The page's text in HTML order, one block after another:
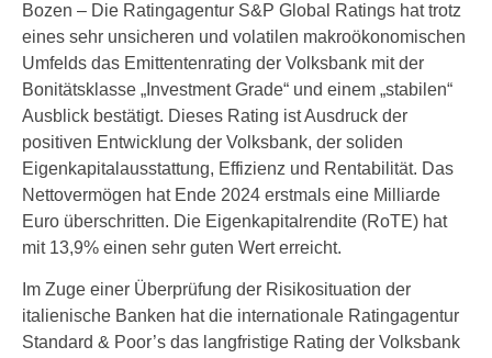
Bozen – Die Ratingagentur S&P Global Ratings hat trotz
eines sehr unsicheren und volatilen makroökonomischen
Umfelds das Emittentenrating der Volksbank mit der
Bonitätsklasse „Investment Grade“ und einem „stabilen“
Ausblick bestätigt. Dieses Rating ist Ausdruck der
positiven Entwicklung der Volksbank, der soliden
Eigenkapitalausstattung, Effizienz und Rentabilität. Das
Nettovermögen hat Ende 2024 erstmals eine Milliarde
Euro überschritten. Die Eigenkapitalrendite (RoTE) hat
mit 13,9% einen sehr guten Wert erreicht.
Im Zuge einer Überprüfung der Risikosituation der
italienische Banken hat die internationale Ratingagentur
Standard & Poor’s das langfristige Rating der Volksbank